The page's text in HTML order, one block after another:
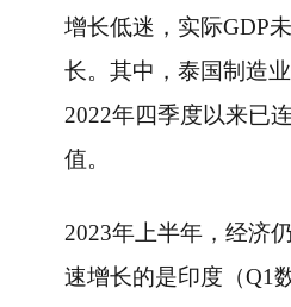
增长低迷，实际GDP
长。其中，泰国制造
2022年四季度以来已
值。
2023年上半年，经济
速增长的是印度（Q1